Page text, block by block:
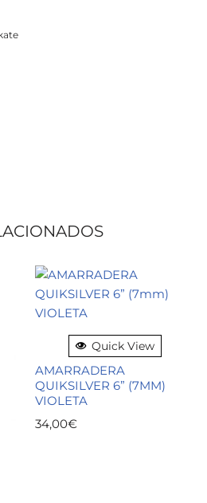
Quick View
AMARRADERA
QUIKSILVER 6” (7MM)
VIOLETA
34,00€